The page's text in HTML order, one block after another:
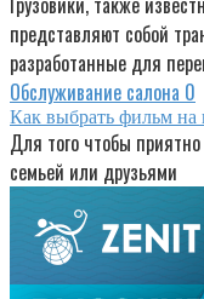
представляют собой
разработанные для
Обслуживание салона 0
Как выбрать фильм на
Для того чтобы
семьей или друзьями